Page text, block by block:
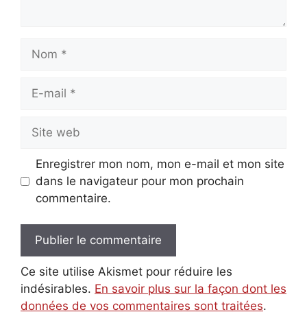
mail
web
Enregistrer mon nom, mon e-mail et mon site
dans le navigateur pour mon prochain
commentaire.
Ce site utilise Akismet pour réduire les
indésirables. En savoir plus sur la façon dont les
données de vos commentaires sont traitées.